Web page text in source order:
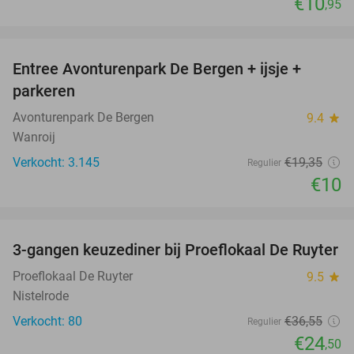
,95
Entree Avonturenpark De Bergen + ijsje +
parkeren
Avonturenpark De Bergen 9.4 star
Wanroij
Verkocht: 3.145
Regulier €19,35
€10
33%
3-gangen keuzediner bij Proeflokaal De Ruyter
Proeflokaal De Ruyter 9.5 star
Nistelrode
Verkocht: 80
Regulier €36,55
€24,50